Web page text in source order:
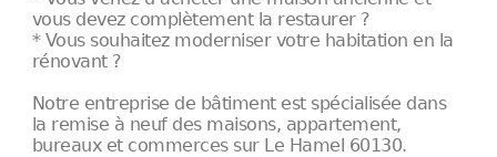
vous devez complètement la restaurer ?
* Vous souhaitez moderniser votre habitation en la
rénovant ?
Notre entreprise de bâtiment est spécialisée dans
la remise à neuf des maisons, appartement,
bureaux et commerces sur Le Hamel 60130.